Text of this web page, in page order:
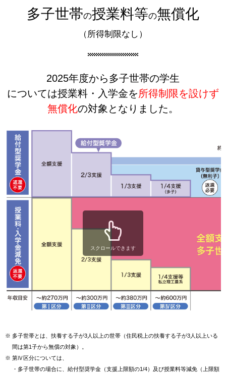
多子世帯の授業料等の無償化
（所得制限なし）
2025年度から多子世帯の学生
については授業料・入学金を所得制限を設けず
無償化の対象となりました。
スクロールできます
※ 多子世帯とは、扶養する子が3人以上の世帯（住民税上の扶養する子が3人以上いる
間は第1子から無償の対象）。
※ 第Ⅳ区分については、
・多子世帯の場合に、給付型奨学金（支援上限額の1/4）及び授業料等減免（上限額